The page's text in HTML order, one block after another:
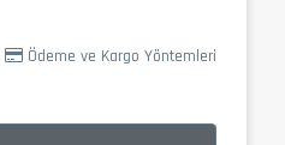
Ödeme ve Kargo Yöntemleri